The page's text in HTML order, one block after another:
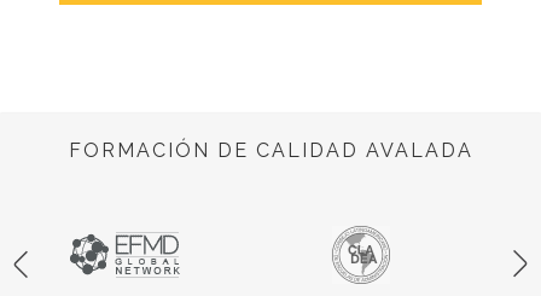
FORMACIÓN DE CALIDAD AVALADA